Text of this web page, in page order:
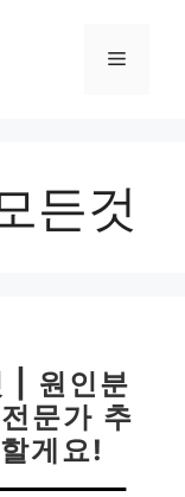
메
든것
| 원인분
문가 추
게요!